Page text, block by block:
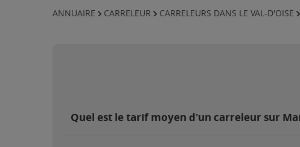
ANNUAIRE CARRELEUR CARRELEURS DANS LE VAL-D'OISE
Quel est le tarif moyen d'un carreleur sur